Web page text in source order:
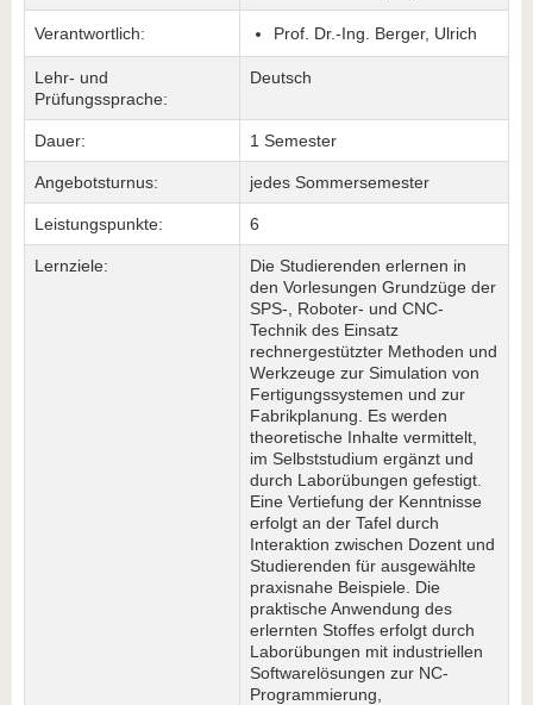
Verantwortlich: Prof. Dr.-Ing. Berger, Ulrich
Lehr- und
Prüfungssprache:
Deutsch
Dauer: 1 Semester
Angebotsturnus: jedes Sommersemester
Leistungspunkte: 6
Lernziele:
Die Studierenden erlernen in
den Vorlesungen Grundzüge der
SPS-, Roboter- und CNC-
Technik des Einsatz
rechnergestützter Methoden und
Werkzeuge zur Simulation von
Fertigungssystemen und zur
Fabrikplanung. Es werden
theoretische Inhalte vermittelt,
im Selbststudium ergänzt und
durch Laborübungen gefestigt.
Eine Vertiefung der Kenntnisse
erfolgt an der Tafel durch
Interaktion zwischen Dozent und
Studierenden für ausgewählte
praxisnahe Beispiele. Die
praktische Anwendung des
erlernten Stoffes erfolgt durch
Laborübungen mit industriellen
Softwarelösungen zur NC-
Programmierung,